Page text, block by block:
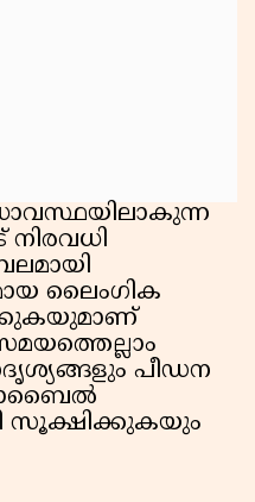
നിരവധി
ലൈംഗിക
പീഡന
സൂക്ഷിക്കുകയും